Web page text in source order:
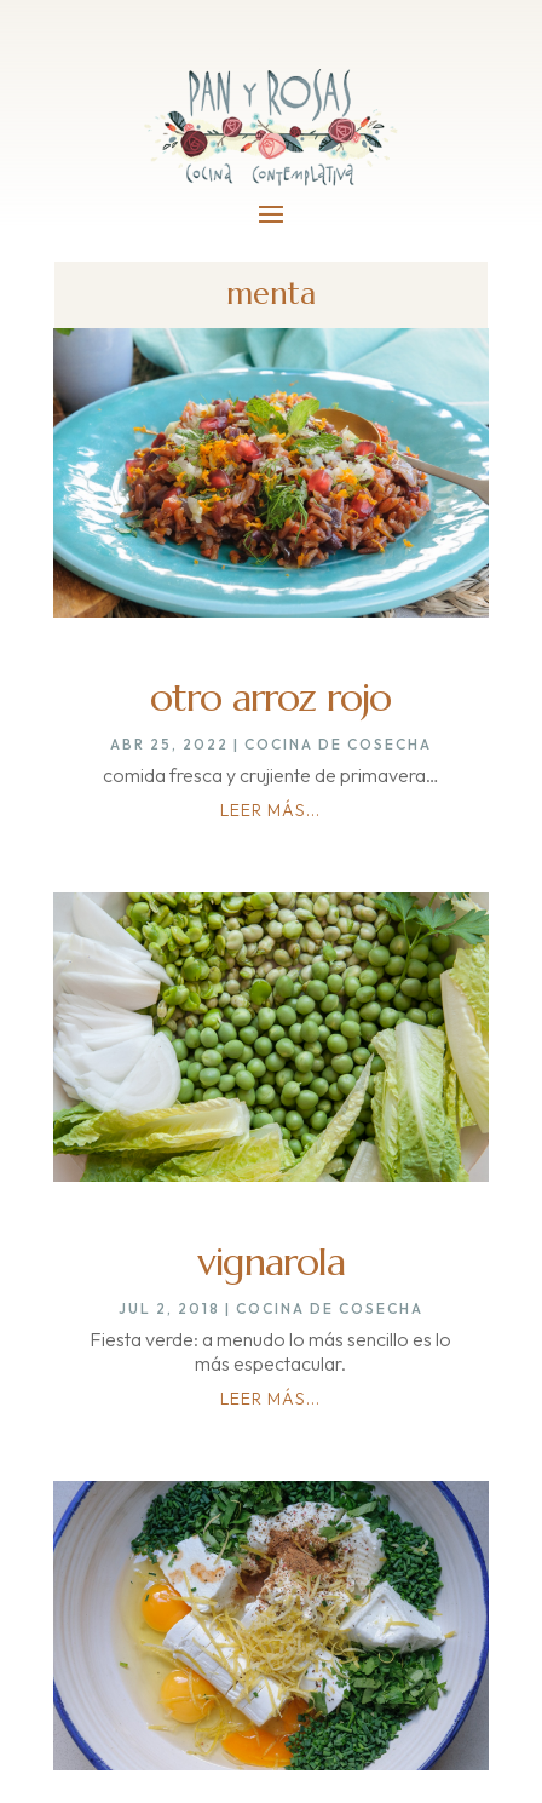
menta
otro arroz rojo
ABR 25, 2022 | COCINA DE COSECHA
comida fresca y crujiente de primavera…
LEER MÁS...
vignarola
JUL 2, 2018 | COCINA DE COSECHA
Fiesta verde: a menudo lo más sencillo es lo
más espectacular.
LEER MÁS...